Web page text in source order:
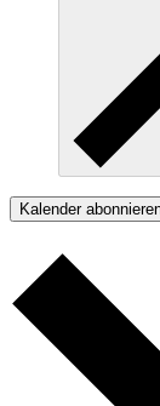
Kalender